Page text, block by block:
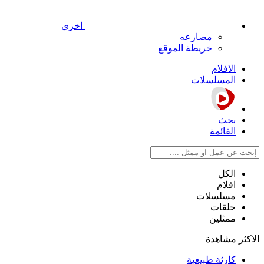
اخري
مصارعه
خريطة الموقع
الافلام
المسلسلات
بحث
القائمة
الكل
افلام
مسلسلات
حلقات
ممثلين
الاكثر مشاهدة
كارثة طبيعية